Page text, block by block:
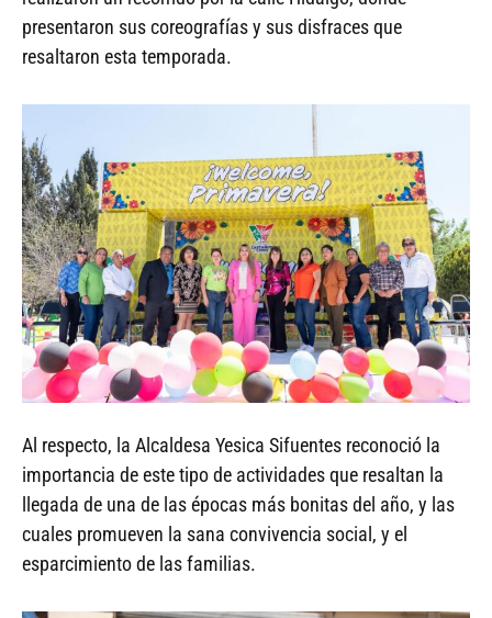
presentaron sus coreografías y sus disfraces que
resaltaron esta temporada.
Al respecto, la Alcaldesa Yesica Sifuentes reconoció la
importancia de este tipo de actividades que resaltan la
llegada de una de las épocas más bonitas del año, y las
cuales promueven la sana convivencia social, y el
esparcimiento de las familias.